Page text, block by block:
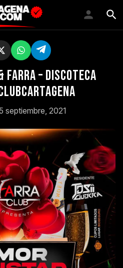
farra – Discoteca
septiembre, 2021